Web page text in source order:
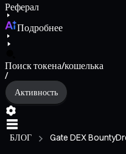
Реферал
Подробнее
Поиск токена/кошелька
/
Активность
БЛОГ Gate DEX